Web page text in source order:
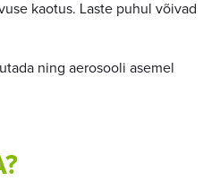
kaotus. Laste puhul võivad
ning aerosooli asemel